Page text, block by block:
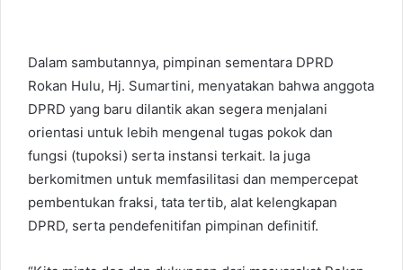
Dalam sambutannya, pimpinan sementara DPRD
Rokan Hulu, Hj. Sumartini, menyatakan bahwa anggota
DPRD yang baru dilantik akan segera menjalani
orientasi untuk lebih mengenal tugas pokok dan
fungsi (tupoksi) serta instansi terkait. Ia juga
berkomitmen untuk memfasilitasi dan mempercepat
pembentukan fraksi, tata tertib, alat kelengkapan
DPRD, serta pendefenitifan pimpinan definitif.